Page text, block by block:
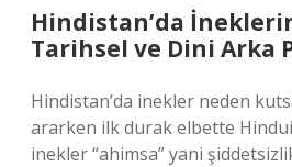
Hindistan’da
Tarihsel ve Dini Arka
Hindistan’da inekler neden
ararken ilk durak elbette
inekler “ahimsa” yani